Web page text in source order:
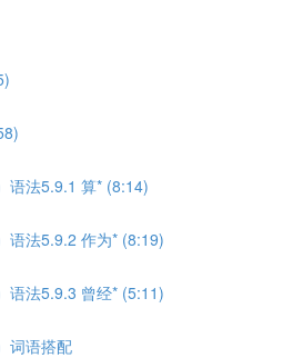
语法5.9.1 算* (8:14)
语法5.9.2 作为* (8:19)
语法5.9.3 曾经* (5:11)
词语搭配